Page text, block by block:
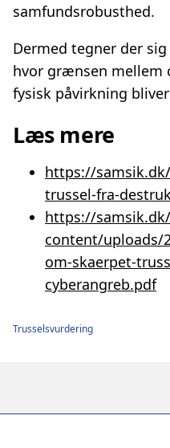
samfundsrobusthed.
Dermed tegner der
hvor grænsen mellem
fysisk påvirkning
Læs mere
https://
trussel-fra-
https://
content/uploads/
om-skaerpet-
cyberangreb.pdf
Trusselsvurdering